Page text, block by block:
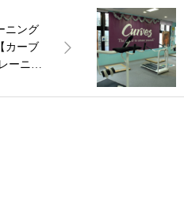
ニング
カーブ
ーニン